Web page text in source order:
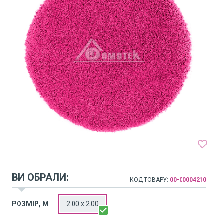
favorite_border
ВИ ОБРАЛИ:
arrow_drop_down КОД ТОВАРУ: 00-00004210
РОЗМІР, М 2.00 x 2.00